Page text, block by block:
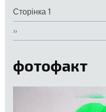
Розбивка
на
сторінки
Сторінка 1
Наступна
сторінка
››
фотофакт